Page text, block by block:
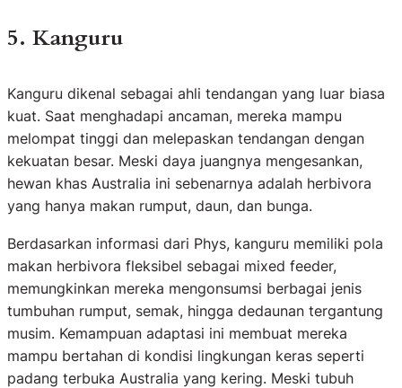
5. Kanguru
Kanguru dikenal sebagai ahli tendangan yang luar biasa
kuat. Saat menghadapi ancaman, mereka mampu
melompat tinggi dan melepaskan tendangan dengan
kekuatan besar. Meski daya juangnya mengesankan,
hewan khas Australia ini sebenarnya adalah herbivora
yang hanya makan rumput, daun, dan bunga.
Berdasarkan informasi dari Phys, kanguru memiliki pola
makan herbivora fleksibel sebagai mixed feeder,
memungkinkan mereka mengonsumsi berbagai jenis
tumbuhan rumput, semak, hingga dedaunan tergantung
musim. Kemampuan adaptasi ini membuat mereka
mampu bertahan di kondisi lingkungan keras seperti
padang terbuka Australia yang kering. Meski tubuh